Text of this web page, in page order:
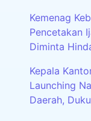
Kemenag
Pencetakan
Diminta
Kepala
Launching
Daerah,